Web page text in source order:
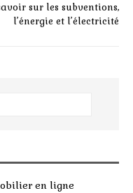
sur les subventions,
l’énergie et l’électricité
en ligne